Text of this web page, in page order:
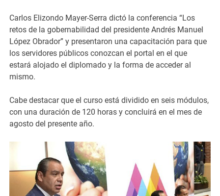
Carlos Elizondo Mayer-Serra dictó la conferencia “Los
retos de la gobernabilidad del presidente Andrés Manuel
López Obrador” y presentaron una capacitación para que
los servidores públicos conozcan el portal en el que
estará alojado el diplomado y la forma de acceder al
mismo.
Cabe destacar que el curso está dividido en seis módulos,
con una duración de 120 horas y concluirá en el mes de
agosto del presente año.